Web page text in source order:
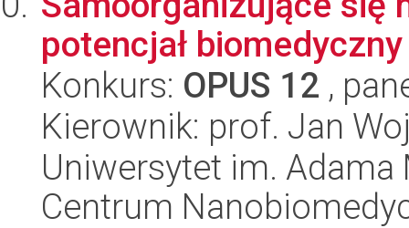
potencjał
Konkurs: OPUS 12 ,
Kierownik: prof. Jan
Uniwersytet im.
Centrum